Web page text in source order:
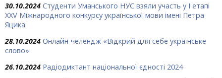
30.10.2024 Студенти Уманського НУС взяли участь у І етапі
ХХV Міжнародного конкурсу української мови імені Петра
Яцика
28.10.2024 Онлайн-челендж «Відкрий для себе українське
слово»
26.10.2024 Радіодиктант національної єдності 2024